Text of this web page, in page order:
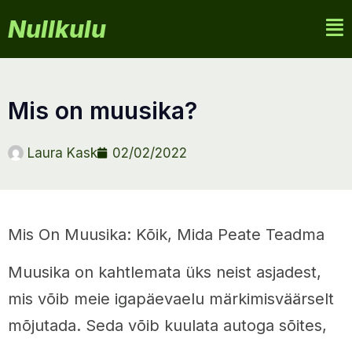
Nullkulu
mis on muusika?
Laura Kask 02/02/2022
Mis On Muusika: Kõik, Mida Peate Teadma
Muusika on kahtlemata üks neist asjadest,
mis võib meie igapäevaelu märkimisväärselt
mõjutada. Seda võib kuulata autoga sõites,